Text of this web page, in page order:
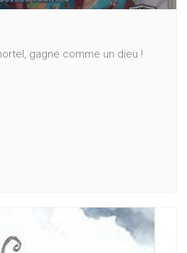
gagne comme un dieu !